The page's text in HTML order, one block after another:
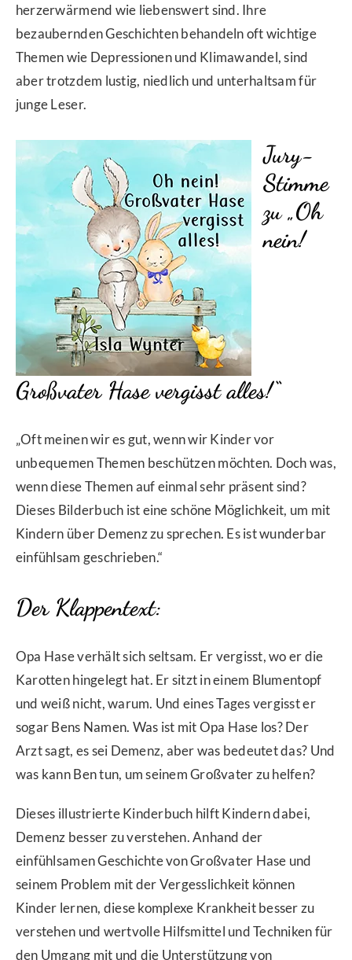
herzerwärmend wie liebenswert sind. Ihre
bezaubernden Geschichten behandeln oft wichtige
Themen wie Depressionen und Klimawandel, sind
aber trotzdem lustig, niedlich und unterhaltsam für
junge Leser.
Jury-
Stimme
zu „Oh
nein!
Großvater Hase vergisst alles!“
„Oft meinen wir es gut, wenn wir Kinder vor
unbequemen Themen beschützen möchten. Doch was,
wenn diese Themen auf einmal sehr präsent sind?
Dieses Bilderbuch ist eine schöne Möglichkeit, um mit
Kindern über Demenz zu sprechen. Es ist wunderbar
einfühlsam geschrieben.“
Der Klappentext:
Opa Hase verhält sich seltsam. Er vergisst, wo er die
Karotten hingelegt hat. Er sitzt in einem Blumentopf
und weiß nicht, warum. Und eines Tages vergisst er
sogar Bens Namen. Was ist mit Opa Hase los? Der
Arzt sagt, es sei Demenz, aber was bedeutet das? Und
was kann Ben tun, um seinem Großvater zu helfen?
Dieses illustrierte Kinderbuch hilft Kindern dabei,
Demenz besser zu verstehen. Anhand der
einfühlsamen Geschichte von Großvater Hase und
seinem Problem mit der Vergesslichkeit können
Kinder lernen, diese komplexe Krankheit besser zu
verstehen und wertvolle Hilfsmittel und Techniken für
den Umgang mit und die Unterstützung von